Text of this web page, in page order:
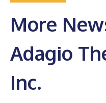
More
Adagio
Inc.